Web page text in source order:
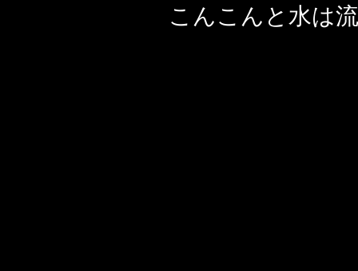
こんこんと水